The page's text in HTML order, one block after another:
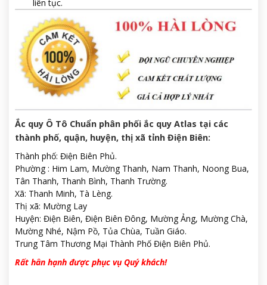
liên tục.
Ắc quy Ô Tô Chuẩn phân phối ắc quy Atlas tại các
thành phố, quận, huyện, thị xã tỉnh Điện Biên:
Thành phố: Điện Biên Phủ.
Phường : Him Lam, Mường Thanh, Nam Thanh, Noong Bua,
Tân Thanh, Thanh Bình, Thanh Trường.
Xã: Thanh Minh, Tà Lèng.
Thị xã: Mường Lay
Huyện: Điện Biên, Điện Biên Đông, Mường Ảng, Mường Chà,
Mường Nhé, Nậm Pồ, Tủa Chùa, Tuần Giáo.
Trung Tâm Thương Mại Thành Phố Điện Biên Phủ.
Rất hân hạnh được phục vụ Quý khách!